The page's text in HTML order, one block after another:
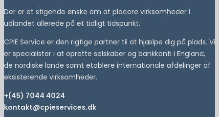
Der er et stigende ønske om at placere virksomheder i
udlandet allerede på et tidligt tidspunkt.
CPIE Service er den rigtige partner til at hjælpe dig på plads. Vi
er specialister i at oprette selskaber og bankkonti i England,
de nordiske lande samt etablere internationale afdelinger af
eksisterende virksomheder.
+(45) 7044 4024
kontakt@cpieservices.dk